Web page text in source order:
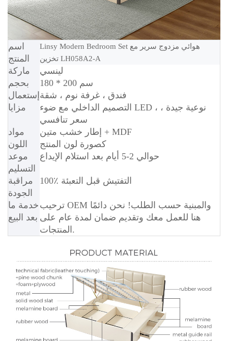
اسم
المنتج
Linsy Modern Bedroom Set هوائي مزدوج سرير مع
تخزين LH058A2-A
ماركة
لينسي
بحجم
180 * 200 سم
إستعمالفندق ، غرفة نوم ، شقة
مزايا
التصميم الداخلي مع ضوء LED ، نوعية جيدة ،
سعر تنافسي
مواد
إطار خشب متين + MDF
اللون
كصورة لون المنتج
موعد
التسليم
حوالي 2-5 أيام بعد استلام الإيداع
مراقبة
الجودة
100٪ التفتيش قبل التعبئة
خدمة ما
بعد البيع
ترحيب OEM والمبنية حسب الطلب! نحن دائمًا
هنا للعمل معك وتقديم ضمان لمدة عام على
المنتجات.